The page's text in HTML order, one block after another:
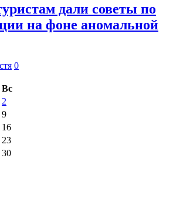
дали советы по
на фоне аномальной
0
Вс
2
9
16
23
30